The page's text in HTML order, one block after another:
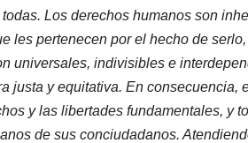
Los derechos humanos son
les pertenecen por el hecho de
universales, indivisibles e
justa y equitativa. En consecuencia,
y las libertades fundamentales, y
de sus conciudadanos.